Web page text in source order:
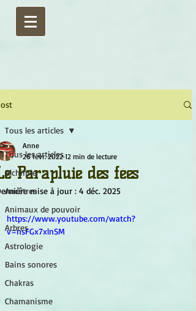
Tous les articles
Alchimie
Ancêtres
Animaux de pouvoir
Arbres
Astrologie
Bains sonores
Chakras
Chamanisme
Tous les articles
Parapluie des fées
Anne
26 févr. 2022 12 min de lecture
mise à jour : 4 déc. 2025
https://www.youtube.com/watch?
v=nsFGx7xlnSM